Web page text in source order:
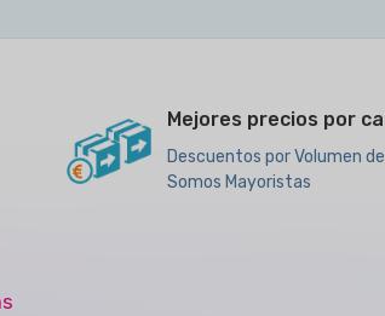
Mejores precios por
Descuentos por Volumen
Somos Mayoristas